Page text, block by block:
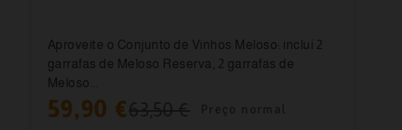
Aproveite o Conjunto de Vinhos Meloso: inclui 2
garrafas de Meloso Reserva, 2 garrafas de
Meloso...
59,90 €